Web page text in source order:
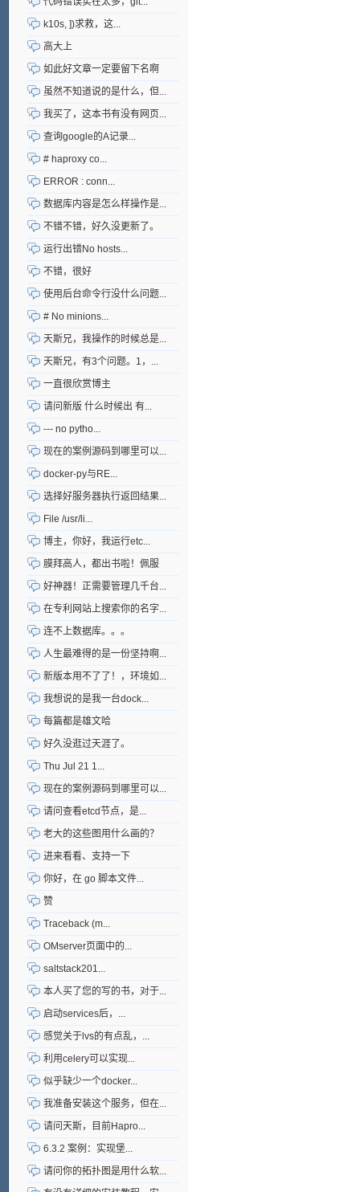
k10s, ])求救，这...
高大上
如此好文章一定要留下名啊
虽然不知道说的是什么，但...
我买了，这本书有没有网页...
查询google的A记录...
# haproxy co...
ERROR : conn...
数据库内容是怎么样操作是...
不错不错，好久没更新了。
运行出错No hosts...
不错，很好
使用后台命令行没什么问题...
# No minions...
天斯兄，我操作的时候总是...
天斯兄，有3个问题。1，...
一直很欣赏博主
请问新版 什么时候出 有...
--- no pytho...
现在的案例源码到哪里可以...
docker-py与RE...
选择好服务器执行返回结果...
File /usr/li...
博主，你好，我运行etc...
膜拜高人，都出书啦！佩服
好神器！正需要管理几千台...
在专利网站上搜索你的名字...
连不上数据库。。。
人生最难得的是一份坚持啊...
新版本用不了了！，环境如...
我想说的是我一台dock...
每篇都是雄文哈
好久没逛过天涯了。
Thu Jul 21 1...
现在的案例源码到哪里可以...
请问查看etcd节点，是...
老大的这些图用什么画的？
进来看看、支持一下
你好，在 go 脚本文件...
赞
Traceback (m...
OMserver页面中的...
saltstack201...
本人买了您的写的书，对于...
启动services后，...
感觉关于lvs的有点乱，...
利用celery可以实现...
似乎缺少一个docker...
我准备安装这个服务，但在...
请问天斯，目前Hapro...
6.3.2 案例：实现堡...
请问你的拓扑图是用什么软...